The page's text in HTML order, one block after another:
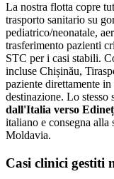
La nostra flotta copre
trasporto sanitario su
pediatrico/neonatale,
trasferimento pazienti
STC per i casi stabili.
incluse Chișinău,
paziente direttamente
destinazione. Lo stesso
dall'Italia verso Edineț
italiano e consegna alla
Moldavia.
Casi clinici gestiti